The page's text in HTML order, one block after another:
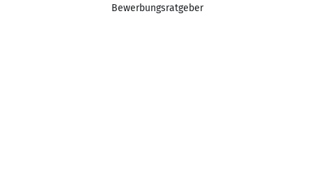
Bewerbungsratgeber